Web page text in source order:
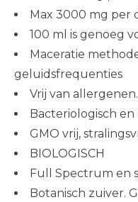
Max 3000 mg per
100 ml is genoeg
Maceratie
geluidsfrequenties
Vrij van allergenen.
Bacteriologisch en
GMO vrij,
BIOLOGISCH
Full Spectrum en
Botanisch zuiver.